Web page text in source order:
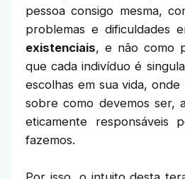
pessoa consigo mesma,
problemas e dificuldades
existenciais, e não como
que cada indivíduo é
escolhas em sua vida,
sobre como devemos ser,
eticamente responsáveis
fazemos.